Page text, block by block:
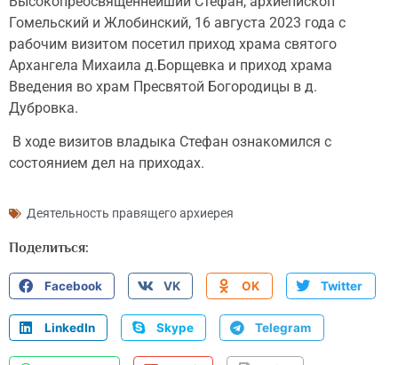
Гомельский и Жлобинский, 16 августа 2023 года с
рабочим визитом посетил приход храма святого
Архангела Михаила д.Борщевка и приход храма
Введения во храм Пресвятой Богородицы в д.
Дубровка.
В ходе визитов владыка Стефан ознакомился с
состоянием дел на приходах.
Деятельность правящего архиерея
Поделиться:
Facebook VK OK Twitter
LinkedIn Skype Telegram